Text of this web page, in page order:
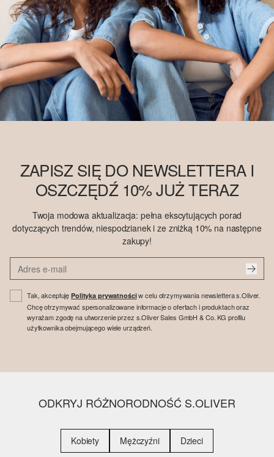
ZAPISZ SIĘ DO NEWSLETTERA I
OSZCZĘDŹ 10% JUŻ TERAZ
Twoja modowa aktualizacja: pełna ekscytujących porad
dotyczących trendów, niespodzianek i ze zniżką 10% na następne
zakupy!
Tak, akceptujęPolityka prywatnościw celu otrzymywania newslettera s.Oliver.
Chcę otrzymywać spersonalizowane informacje o ofertach i produktach oraz
wyrażam zgodę na utworzenie przez s.Oliver Sales GmbH & Co. KG profilu
użytkownika obejmującego wiele urządzeń.
ODKRYJ RÓŻNORODNOŚĆ S.OLIVER
Kobiety Mężczyźni Dzieci